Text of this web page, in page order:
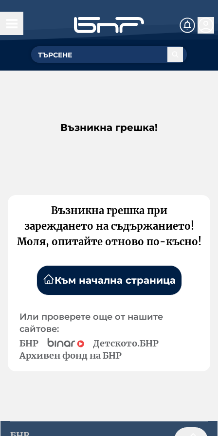
Възникна грешка!
Възникна грешка при
зареждането на съдържанието!
Моля, опитайте отново по-късно!
Към начална страница
Или проверете още от нашите
сайтове:
БНР
Детското.БНР
Архивен фонд на БНР